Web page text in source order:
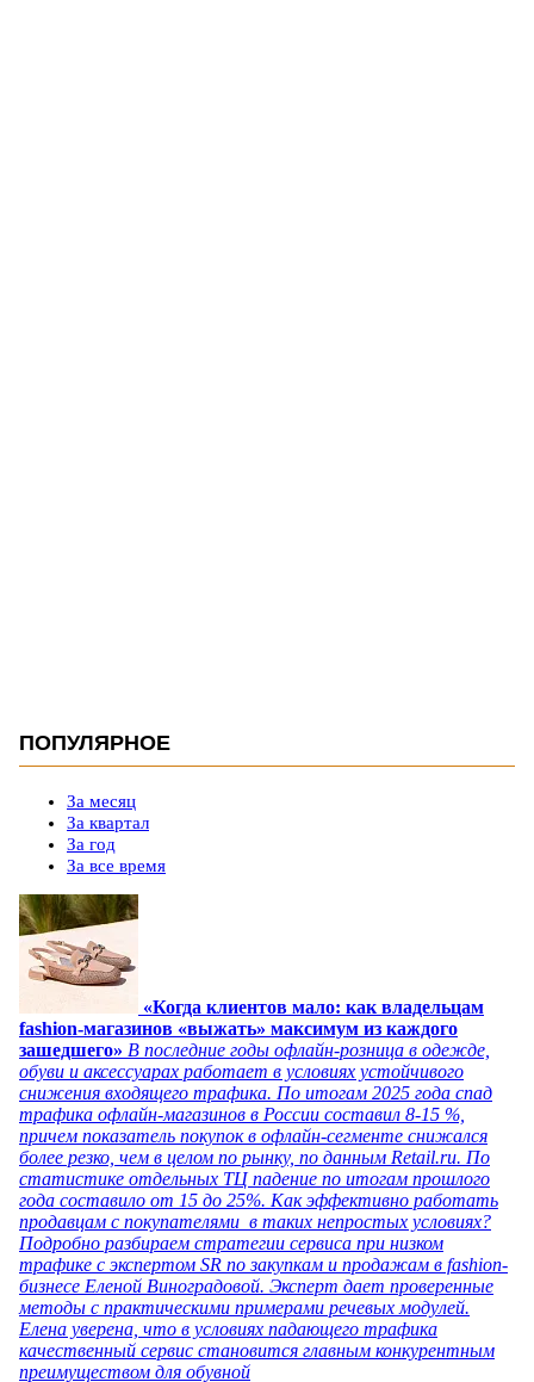
ПОПУЛЯРНОЕ
За месяц
За квартал
За год
За все время
«Когда клиентов мало: как владельцам
fashion-магазинов «выжать» максимум из каждого
зашедшего» В последние годы офлайн-розница в одежде,
обуви и аксессуарах работает в условиях устойчивого
снижения входящего трафика. По итогам 2025 года спад
трафика офлайн-магазинов в России составил 8-15 %,
причем показатель покупок в офлайн-сегменте снижался
более резко, чем в целом по рынку, по данным Retail.ru. По
статистике отдельных ТЦ падение по итогам прошлого
года составило от 15 до 25%. Как эффективно работать
продавцам с покупателями в таких непростых условиях?
Подробно разбираем стратегии сервиса при низком
трафике с экспертом SR по закупкам и продажам в fashion-
бизнесе Еленой Виноградовой. Эксперт дает проверенные
методы с практическими примерами речевых модулей.
Елена уверена, что в условиях падающего трафика
качественный сервис становится главным конкурентным
преимуществом для обувной